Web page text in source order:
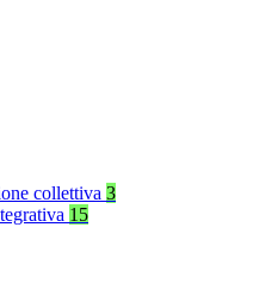
collettiva 3
15